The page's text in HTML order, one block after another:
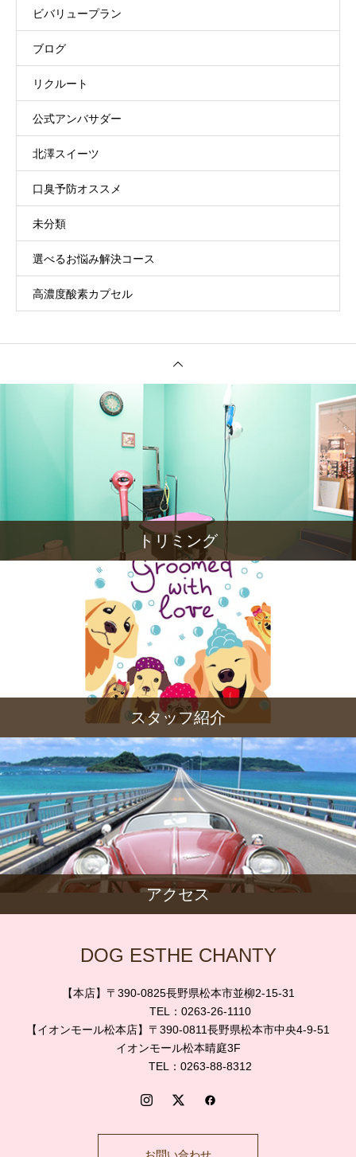
ビバリュープラン
ブログ
リクルート
公式アンバサダー
北澤スイーツ
口臭予防オススメ
未分類
選べるお悩み解決コース
高濃度酸素カプセル
トリミング
スタッフ紹介
アクセス
DOG ESTHE CHANTY
【本店】〒390-0825長野県松本市並柳2-15-31
TEL：0263-26-1110
【イオンモール松本店】〒390-0811長野県松本市中央4-9-51
イオンモール松本晴庭3F
TEL：0263-88-8312